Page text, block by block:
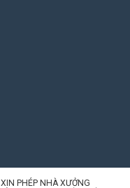
XIN PHÉP NHÀ XƯỞNG